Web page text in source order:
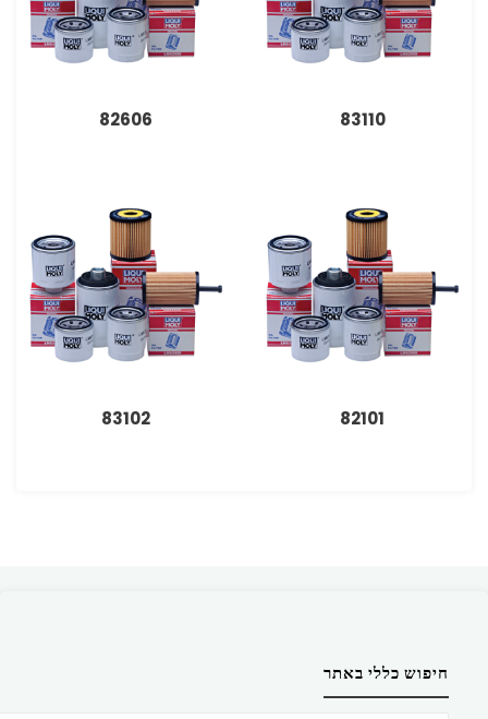
83110
82606
82101
83102
חיפוש כללי באתר